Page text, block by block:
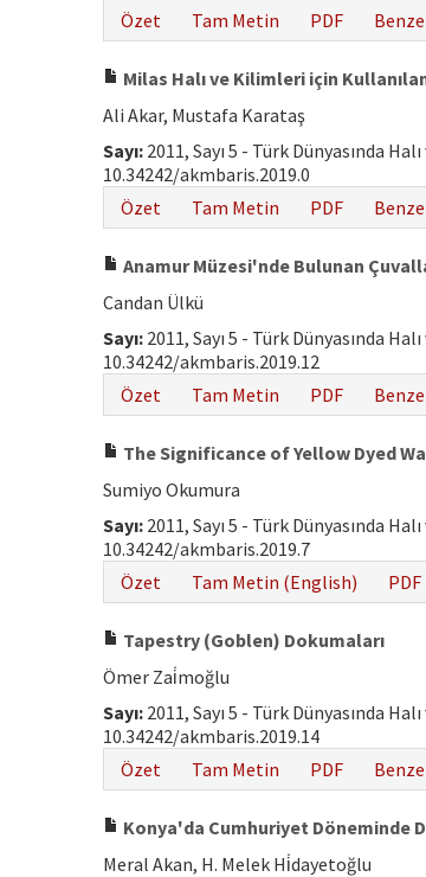
Özet Tam Metin PDF
Milas Halı ve Kilimleri için
Ali Akar, Mustafa Karataş
Sayı: 2011, Sayı 5 - Türk Dünyasında
10.34242/akmbaris.2019.0
Özet Tam Metin PDF
Anamur Müzesi'nde Bulunan
Candan Ülkü
Sayı: 2011, Sayı 5 - Türk Dünyasında
10.34242/akmbaris.2019.12
Özet Tam Metin PDF
The Significance of Yellow Dyed
Sumiyo Okumura
Sayı: 2011, Sayı 5 - Türk Dünyasında
10.34242/akmbaris.2019.7
Özet Tam Metin (English)
Tapestry (Goblen) Dokumaları
Ömer Zai̇moğlu
Sayı: 2011, Sayı 5 - Türk Dünyasında
10.34242/akmbaris.2019.14
Özet Tam Metin PDF
Konya'da Cumhuriyet Döneminde
Meral Akan, H. Melek Hi̇dayetoğlu